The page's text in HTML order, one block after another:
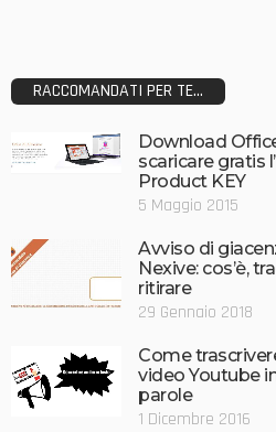
RACCOMANDATI PER TE...
Download
scaricare gratis
Product KEY
5 Maggio 2015
Avviso di
Nexive: cos’è,
ritirare
29 Gennaio 2018
Come
video Youtube
parole
1 Dicembre 2016